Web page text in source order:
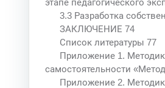
этапе педагогического
3.3 Разработка
ЗАКЛЮЧЕНИЕ 74
Список литературы 77
Приложение 1.
самостоятельности
Приложение 2.